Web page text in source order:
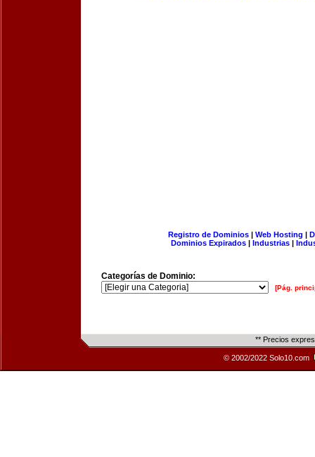
Registro de Dominios| Web Hosting |
Dominios Expirados | Industrias |
Categorías de Dominio:
[Pág.
** Precios
© 2002/2022 Solo10.com